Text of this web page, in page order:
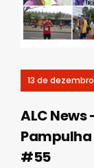
13 de
ALC
Pampulha
#55